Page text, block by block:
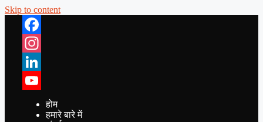
Skip to content
Facebook
Instagram
LinkedIn
YouTube
होम
हमारे बारे में